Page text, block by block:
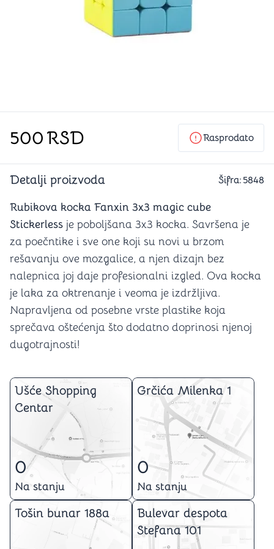
500RSD Rasprodato
Detalji proizvoda Šifra: 5848
Rubikova kocka Fanxin 3x3 magic cube
Stickerless je poboljšana 3x3 kocka. Savršena je
za poečntike i sve one koji su novi u brzom
rešavanju ove mozgalice, a njen dizajn bez
nalepnica joj daje profesionalni izgled. Ova kocka
je laka za oktrenanje i veoma je izdržljiva.
Napravljena od posebne vrste plastike koja
sprečava oštećenja što dodatno doprinosi njenoj
dugotrajnosti!
Ušće Shopping
Centar
0
Na stanju
Grčića Milenka 1
0
Na stanju
Tošin bunar 188a
Bulevar despota
Stefana 101